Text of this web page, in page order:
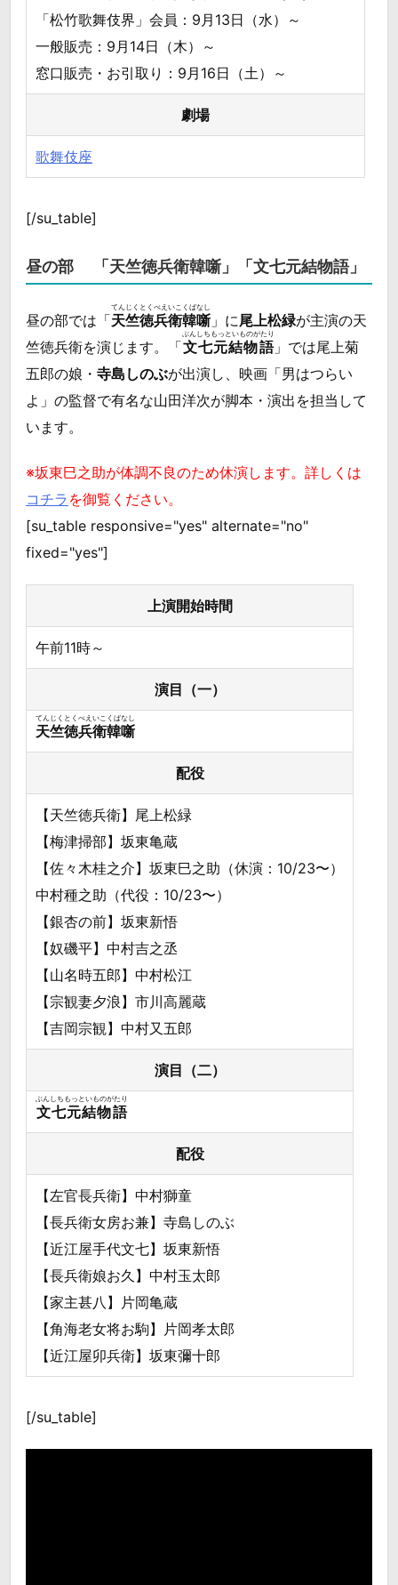
「松竹歌舞伎界」会員：9月13日（水）～
一般販売：9月14日（木）～
窓口販売・お引取り：9月16日（土）～
劇場
歌舞伎座
[/su_table]
昼の部 「天竺徳兵衛韓噺」「文七元結物語」
昼の部では「天竺徳兵衛韓噺
てんじくとくべえいこくばなし
」に尾上松緑が主演の天
竺徳兵衛を演じます。「文七元結物語
ぶんしちもっといものがたり
」では尾上菊
五郎の娘・ 寺島しのぶが出演し、映画「男はつらい
よ」の監督で有名な山田洋次が脚本・演出を担当して
います。
※坂東巳之助が体調不良のため休演します。詳しくは
コチラ を御覧ください。
[su_table responsive="yes" alternate="no"
fixed="yes"]
上演開始時間
午前11時～
演目（一）
天竺徳兵衛韓噺
てんじくとくべえいこくばなし
配役
【天竺徳兵衛】尾上松緑
【梅津掃部】坂東亀蔵
【佐々木桂之介】坂東巳之助（休演：10/23〜）
中村種之助（代役：10/23〜）
【銀杏の前】坂東新悟
【奴磯平】中村吉之丞
【山名時五郎】中村松江
【宗観妻夕浪】市川高麗蔵
【吉岡宗観】中村又五郎
演目（二）
文七元結物語
ぶんしちもっといものがたり
配役
【左官長兵衛】中村獅童
【長兵衛女房お兼】寺島しのぶ
【近江屋手代文七】坂東新悟
【長兵衛娘お久】中村玉太郎
【家主甚八】片岡亀蔵
【角海老女将お駒】片岡孝太郎
【近江屋卯兵衛】坂東彌十郎
[/su_table]